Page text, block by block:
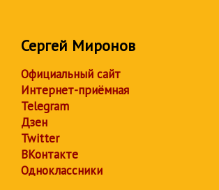
Сергей Миронов
Официальный сайт
Интернет-приёмная
Telegram
Дзен
Twitter
ВКонтакте
Одноклассники